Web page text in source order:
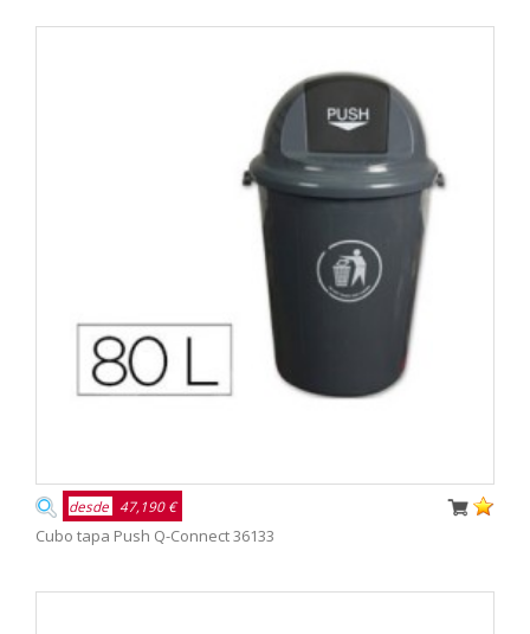
desde 47,190 €
Cubo tapa Push Q-Connect 36133